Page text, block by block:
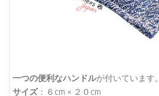
一つの便利なハンドルが付いています。
サイズ：６cm × ２０cm